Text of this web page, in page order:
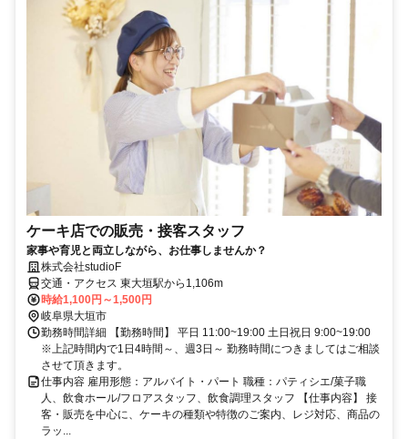
ケーキ店での販売・接客スタッフ
家事や育児と両立しながら、お仕事しませんか？
株式会社studioF
交通・アクセス 東大垣駅から1,106m
時給1,100円～1,500円
岐阜県大垣市
勤務時間詳細 【勤務時間】 平日 11:00~19:00 土日祝日 9:00~19:00
※上記時間内で1日4時間～、週3日～ 勤務時間につきましてはご相談
させて頂きます。
仕事内容 雇用形態：アルバイト・パート 職種：パティシエ/菓子職
人、飲食ホール/フロアスタッフ、飲食調理スタッフ 【仕事内容】 接
客・販売を中心に、ケーキの種類や特徴のご案内、レジ対応、商品の
ラッ...